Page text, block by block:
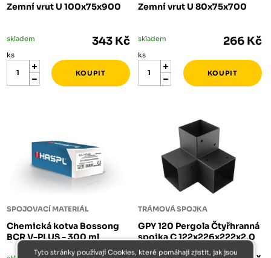
Zemní vrut U 100x75x900
skladem 343 Kč
ks
Zemní vrut U 80x75x700
skladem 266 Kč
ks
SPOJOVACÍ MATERIÁL
Chemická kotva Bossong
BCR V-PLUS - 300 ml
TRÁMOVÁ SPOJKA
GPY 120 Pergola Čtyřhranná
spojka C 122x226x222x2,0
Tyto stránky používají Cookies, které pomáhají zjistit, jak jsou